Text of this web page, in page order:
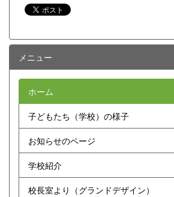
メニュー
ホーム
子どもたち（学校）の様子
お知らせのページ
学校紹介
校長室より（グランドデザイン）